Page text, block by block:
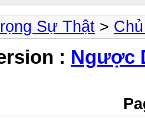
Sự Thật >
: Ngược